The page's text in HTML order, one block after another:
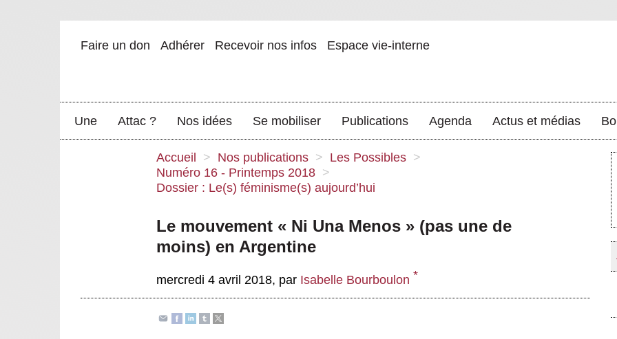
Faire un don Adhérer Recevoir nos infos Espace vie-interne
Une Attac ? Nos idées Se mobiliser Publications Agenda Actus et médias
Accueil > Nos publications > Les Possibles >
Numéro 16 - Printemps 2018 >
Dossier : Le(s) féminisme(s) aujourd’hui
Le mouvement « Ni Una Menos » (pas une de
moins) en Argentine
mercredi 4 avril 2018, par Isabelle Bourboulon *